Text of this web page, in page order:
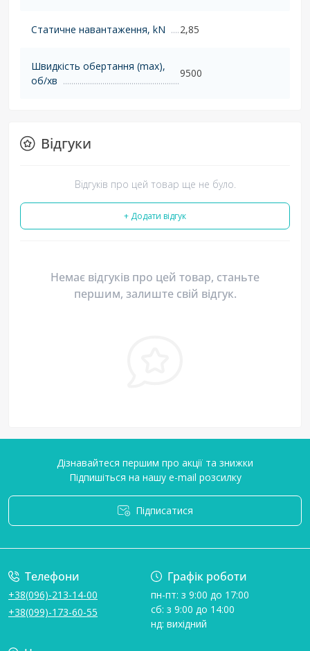
Статичне навантаження, kN 2,85
Швидкість обертання (max),
об/хв
9500
Відгуки
Відгуків про цей товар ще не було.
+ Додати відгук
Немає відгуків про цей товар, станьте
першим, залиште свій відгук.
Дізнавайтеся першим про акції та знижки
Підпишіться на нашу e-mail розсилку
Підписатися
Телефони
+38(096)-213-14-00
+38(099)-173-60-55
Графік роботи
пн-пт: з 9:00 до 17:00
сб: з 9:00 до 14:00
нд: вихідний